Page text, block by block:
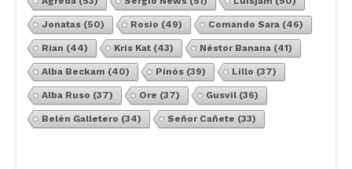
Jonatas(50) Rosio (49) Comando Sara(46)
Rian (44) Kris Kat(43) Néstor Banana(41)
Alba Beckam (40) Pinós(39) Lillo (37)
Alba Ruso (37) Ore (37) Gusvil(36)
Belén Galletero (34) Señor Cañete (33)